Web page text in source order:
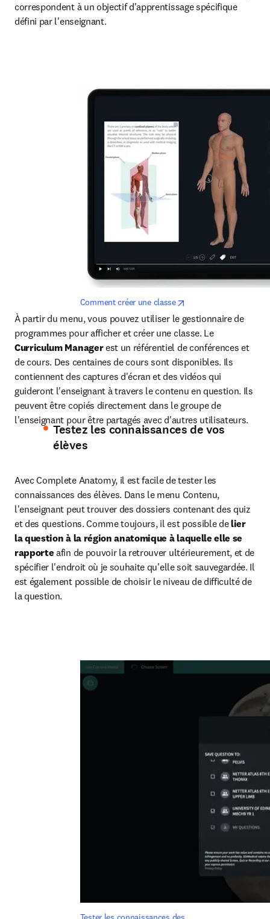
correspondent à un objectif d'apprentissage spécifique
défini par l'enseignant.
Comment créer une classe
À partir du menu, vous pouvez utiliser le gestionnaire de
programmes pour afficher et créer une classe. Le
Curriculum Manager est un référentiel de conférences et
de cours. Des centaines de cours sont disponibles. Ils
contiennent des captures d'écran et des vidéos qui
guideront l'enseignant à travers le contenu en question. Ils
peuvent être copiés directement dans le groupe de
l'enseignant pour être partagés avec d'autres utilisateurs.
Testez les connaissances de vos
élèves
Avec Complete Anatomy, il est facile de tester les
connaissances des élèves. Dans le menu Contenu,
l'enseignant peut trouver des dossiers contenant des quiz
et des questions. Comme toujours, il est possible de lier
la question à la région anatomique à laquelle elle se
rapporte afin de pouvoir la retrouver ultérieurement, et de
spécifier l'endroit où je souhaite qu'elle soit sauvegardée. Il
est également possible de choisir le niveau de difficulté de
la question.